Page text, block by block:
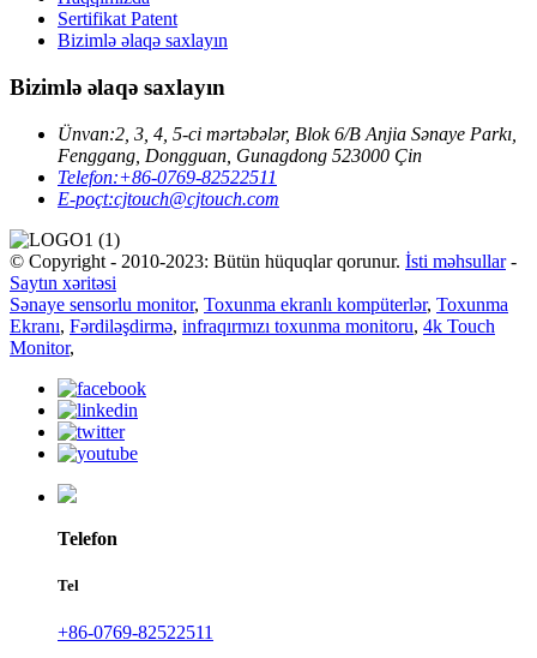
Sertifikat Patent
Bizimlə əlaqə saxlayın
Bizimlə əlaqə saxlayın
Ünvan:2, 3, 4, 5-ci mərtəbələr, Blok 6/B Anjia Sənaye Parkı,
Fenggang, Dongguan, Gunagdong 523000 Çin
Telefon:+86-0769-82522511
E-poçt:cjtouch@cjtouch.com
© Copyright - 2010-2023: Bütün hüquqlar qorunur. İsti məhsullar-
Saytın xəritəsi
Sənaye sensorlu monitor, Toxunma ekranlı kompüterlər, Toxunma
Ekranı, Fərdiləşdirmə, infraqırmızı toxunma monitoru, 4k Touch
Monitor,
Telefon
Tel
+86-0769-82522511